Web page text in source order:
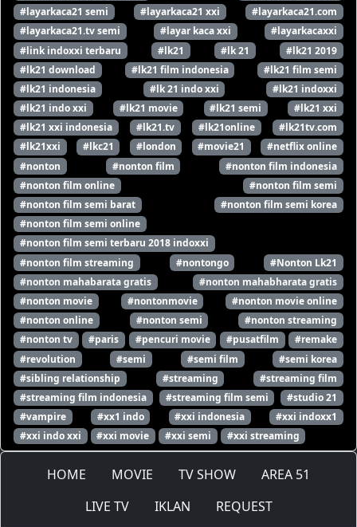
#layarkaca21 semi
#layarkaca21 xxi
#layarkaca21.com
#layarkaca21.tv semi
#layar kaca xxi
#layarkacaxxi
#link indoxxi terbaru
#lk21 #lk 21
#lk21 2019
#lk21 download
#lk21 film indonesia
#lk21 film semi
#lk21 indonesia
#lk 21 indo xxi
#lk21 indoxxi
#lk21 indo xxi
#lk21 movie #lk21 semi
#lk21 xxi
#lk21 xxi indonesia
#lk21.tv #lk21online
#lk21tv.com
#lk21xxi
#lkc21 #london #movie21
#netflix online
#nonton
#nonton film
#nonton film indonesia
#nonton film online
#nonton film semi
#nonton film semi barat
#nonton film semi korea
#nonton film semi online
#nonton film semi terbaru 2018 indoxxi
#nonton film streaming
#nontongo
#Nonton Lk21
#nonton mahabarata gratis
#nonton mahabharata gratis
#nonton movie
#nontonmovie
#nonton movie online
#nonton online
#nonton semi
#nonton streaming
#nonton tv
#paris #pencuri movie #pusatfilm
#remake
#revolution
#semi #semi film
#semi korea
#sibling relationship
#streaming
#streaming film
#streaming film indonesia
#streaming film semi
#studio 21
#vampire
#xx1 indo #xxi indonesia
#xxi indoxx1
#xxi indo xxi
#xxi movie #xxi semi #xxi streaming
HOME MOVIE TV SHOW
AREA 51
LIVE TV
IKLAN REQUEST